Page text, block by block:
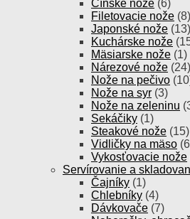
Čínske nože (6)
Filetovacie nože (8)
Japonské nože (13)
Kuchárske nože
Mäsiarske nože (1)
Nárezové nože (24)
Nože na pečivo
Nože na syr (3)
Nože na zeleninu
Sekáčiky (1)
Steakové nože (15)
Vidličky na mäso
Vykosťovacie nože
Servírovanie a
Čajníky (1)
Chlebníky (4)
Dávkovače (7)